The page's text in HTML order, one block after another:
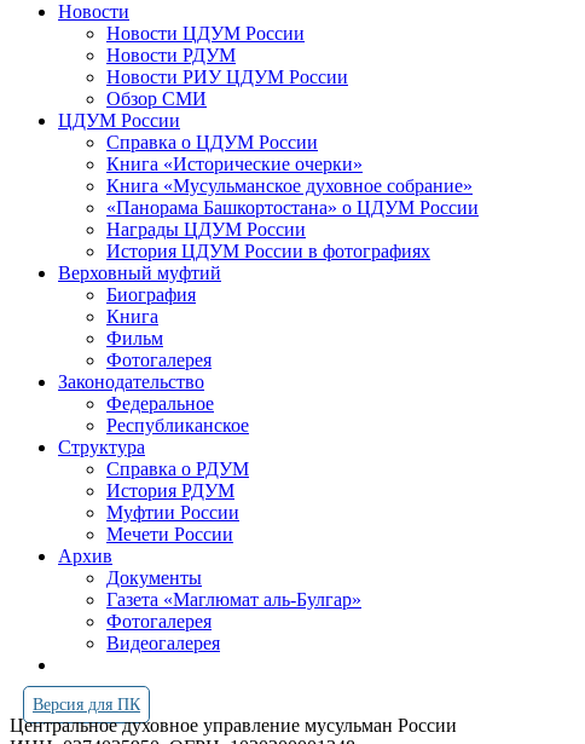
Новости
Новости ЦДУМ России
Новости РДУМ
Новости РИУ ЦДУМ России
Обзор СМИ
ЦДУМ России
Справка о ЦДУМ России
Книга «Исторические очерки»
Книга «Мусульманское духовное собрание»
«Панорама Башкортостана» о ЦДУМ России
Награды ЦДУМ России
История ЦДУМ России в фотографиях
Верховный муфтий
Биография
Книга
Фильм
Фотогалерея
Законодательство
Федеральное
Республиканское
Структура
Справка о РДУМ
История РДУМ
Муфтии России
Мечети России
Архив
Документы
Газета «Маглюмат аль-Булгар»
Фотогалерея
Видеогалерея
Версия для ПК
Центральное духовное управление мусульман России